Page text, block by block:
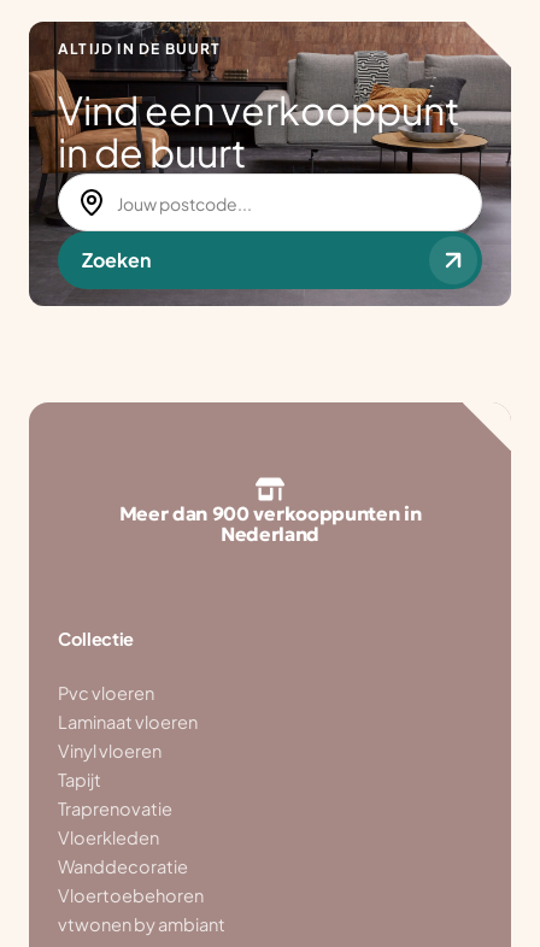
ALTIJD IN DE BUURT
Vind een verkooppunt
in de buurt
Zoeken
Meer dan 900 verkooppunten in
Nederland
Collectie
Pvc vloeren
Laminaat vloeren
Vinyl vloeren
Tapijt
Traprenovatie
Vloerkleden
Wanddecoratie
Vloertoebehoren
vtwonen by ambiant